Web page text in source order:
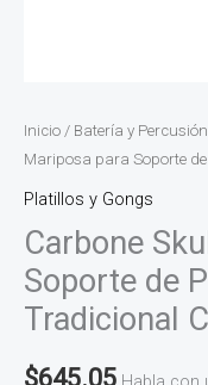
Inicio / Batería y Percusión
Mariposa para Soporte
Platillos y Gongs
Carbone
Soporte de
Tradicional
$645.05